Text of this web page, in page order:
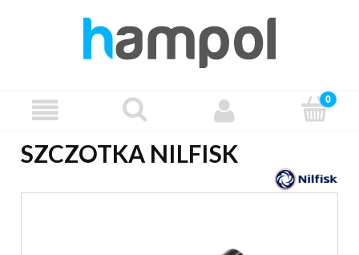
SZCZOTKA NILFISK